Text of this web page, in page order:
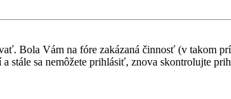
Bola Vám na fóre zakázaná činnosť (v takom
stále sa nemôžete prihlásiť, znova skontrolujte